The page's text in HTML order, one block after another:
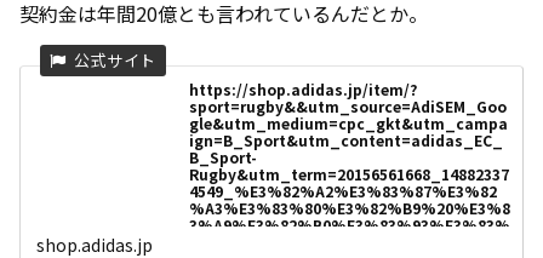
契約金は年間20億とも言われているんだとか。
https://shop.adidas.jp/item/?
sport=rugby&&utm_source=AdiSEM_Goo
gle&utm_medium=cpc_gkt&utm_campa
ign=B_Sport&utm_content=adidas_EC_
B_Sport-
Rugby&utm_term=20156561668_14882337
4549_%E3%82%A2%E3%83%87%E3%82
%A3%E3%83%80%E3%82%B9%20%E3%8
3%A9%E3%82%B0%E3%83%93%E3%83%
shop.adidas.jp